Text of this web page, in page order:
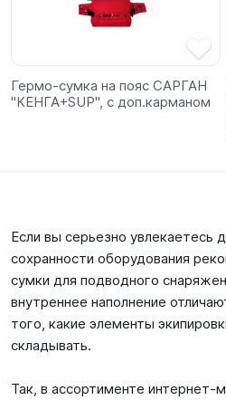
Гермо-сумка на пояс САРГАН
"КЕНГА+SUP", с доп.карманом
Если вы серьезно увлекаетесь
сохранности оборудования
сумки для подводного
внутреннее наполнение
того, какие элементы
складывать.
Так, в ассортименте интернет-